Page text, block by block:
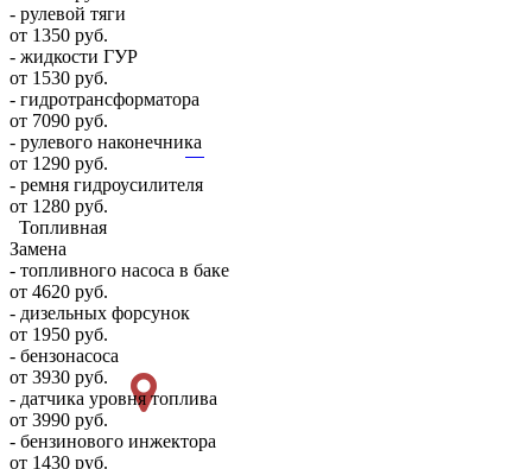
- рулевой тяги
от 1350 руб.
- жидкости ГУР
от 1530 руб.
- гидротрансформатора
от 7090 руб.
- рулевого наконечника
от 1290 руб.
- ремня гидроусилителя
от 1280 руб.
Топливная
Замена
- топливного насоса в баке
от 4620 руб.
- дизельных форсунок
от 1950 руб.
- бензонасоса
от 3930 руб.
- датчика уровня топлива
от 3990 руб.
- бензинового инжектора
от 1430 руб.